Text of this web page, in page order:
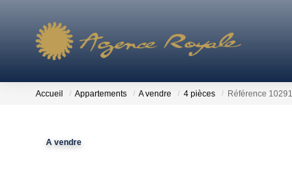
Accueil Appartements A vendre 4 pièces Référence 10291
A vendre